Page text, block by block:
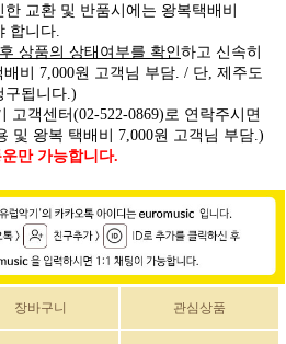
교환 및 반품시에는 왕복택배비
합니다.
상품의 상태여부를 확인하고 신속히
비 7,000원 고객님 부담. / 단, 제주도
구됩니다.)
고객센터(02-522-0869)로 연락주시면
및 왕복 택배비 7,000원 고객님 부담.)
만 가능합니다.
장바구니 관심상품